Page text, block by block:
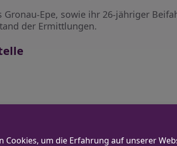
Gronau-Epe, sowie ihr 26-jähriger
der Ermittlungen.